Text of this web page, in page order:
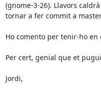
(gnome-3-26). Llavors
tornar a fer commit a
Ho comento per tenir-ho
Per cert, genial que et
Jordi,